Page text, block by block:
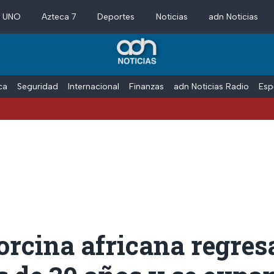
Azteca 7 Deportes Noticias adn Noticias
Seguridad Internacional Finanzas adn Noticias Radio
africana